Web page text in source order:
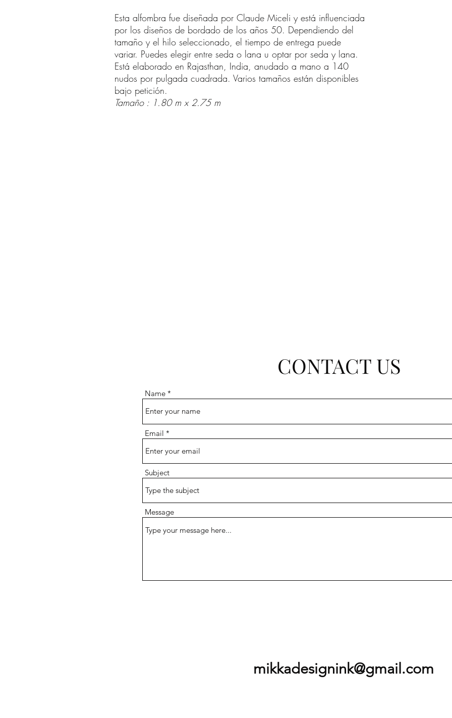
Esta alfombra fue diseñada por Claude Miceli y está influenciada
por los diseños de bordado de los años 50. Dependiendo del
tamaño y el hilo seleccionado, el tiempo de entrega puede
variar. Puedes elegir entre seda o lana u optar por seda y lana.
Está elaborado en Rajasthan, India, anudado a mano a 140
nudos por pulgada cuadrada. Varios tamaños están disponibles
bajo petición.
Tamaño : 1.80 m x 2.75 m
CONTACT US
Name
Email
Subject
Message
mikkadesignink@gmail.com